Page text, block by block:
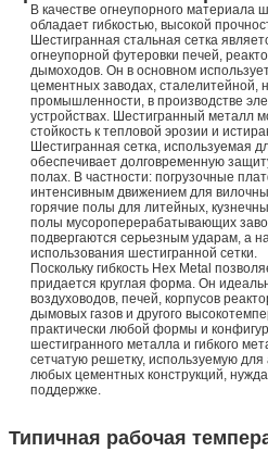
В качестве огнеупорного материала
обладает гибкостью, высокой
Шестигранная стальная сетка
огнеупорной футеровки печей,
дымоходов. Он в основном
цементных заводах, сталелитейной,
промышленности, в производстве
устройствах. Шестигранный металл
стойкость к тепловой эрозии и
Шестигранная сетка, используемая
обеспечивает долговременную
полах. В частности: погрузочные
интенсивным движением для
горячие полы для литейных,
полы мусороперерабатывающих
подвергаются серьезным ударам, а
использования шестигранной сетки.
Поскольку гибкость Hex Metal
придается круглая форма. Он
воздуховодов, печей, корпусов
дымовых газов и другого
практически любой формы и
шестигранного металла и гибкого
сетчатую решетку, используемую
любых цементных конструкций,
поддержке.
Типичная рабочая